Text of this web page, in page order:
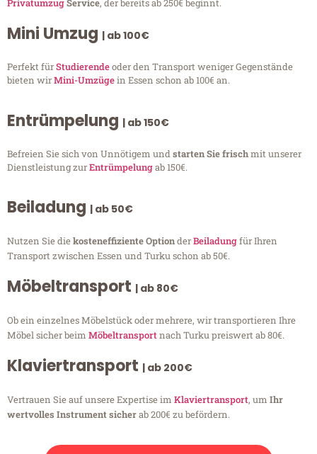
PrivatumzugService, der bereits ab 250€ beginnt.
Mini Umzug | ab 100€
Perfekt fürStudierendeoder den Transport weniger Gegenstände
bieten wirMini-Umzügein Essen schon ab 100€ an.
Entrümpelung | ab 150€
Befreien Sie sich von Unnötigem undstarten Sie frischmit unserer
Dienstleistung zurEntrümpelungab 150€.
Beiladung | ab 50€
Nutzen Sie diekosteneffiziente OptionderBeiladungfür Ihren
Transport zwischen Essen und Turku schon ab 50€.
Möbeltransport | ab 80€
Ob ein einzelnes Möbelstück oder mehrere, wir transportieren Ihre
Möbel sicher beim Möbeltransportnach Turku preiswert ab 80€.
Klaviertransport | ab 200€
Vertrauen Sie auf unsere Expertise im Klaviertransport, um Ihr
wertvolles Instrument sicherab 200€ zu befördern.